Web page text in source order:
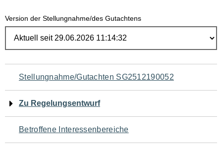
Version der Stellungnahme/des Gutachtens
Navigation
für
den
Seiteninhalt
Stellungnahme/Gutachten SG2512190052
Zu Regelungsentwurf
Betroffene Interessenbereiche